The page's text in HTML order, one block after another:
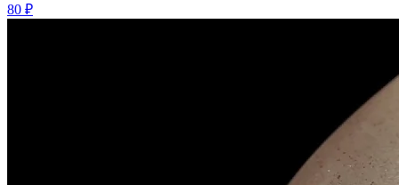
80 ₽